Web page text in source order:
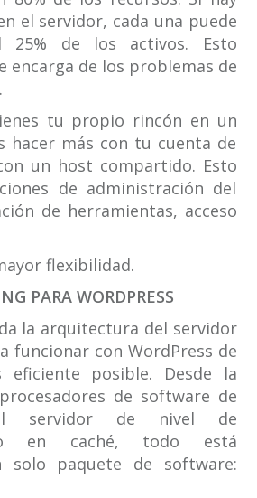
el servidor, cada una puede
25% de los activos. Esto
encarga de los problemas de
tu propio rincón en un
hacer más con tu cuenta de
un host compartido. Esto
de administración del
de herramientas, acceso
flexibilidad.
PARA WORDPRESS
la arquitectura del servidor
funcionar con WordPress de
eficiente posible. Desde la
de software de
servidor de nivel de
en caché, todo está
solo paquete de software: